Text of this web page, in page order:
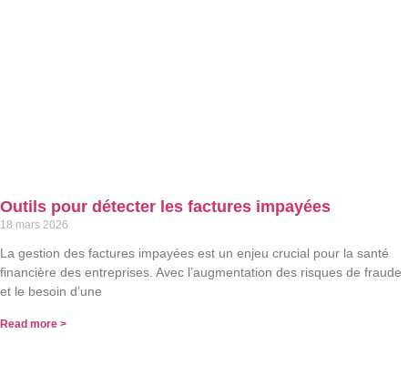
Outils pour détecter les factures impayées
18 mars 2026
La gestion des factures impayées est un enjeu crucial pour la santé
financière des entreprises. Avec l’augmentation des risques de fraude
et le besoin d’une
Read more >